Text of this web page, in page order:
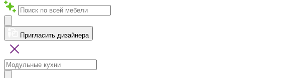
Пригласить дизайнера